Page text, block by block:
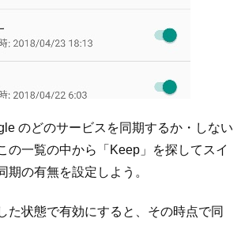
のどのサービスを同期するか・しない
の一覧の中から「Keep」を探してスイ
期の有無を設定しよう。
た状態で有効にすると、その時点で同